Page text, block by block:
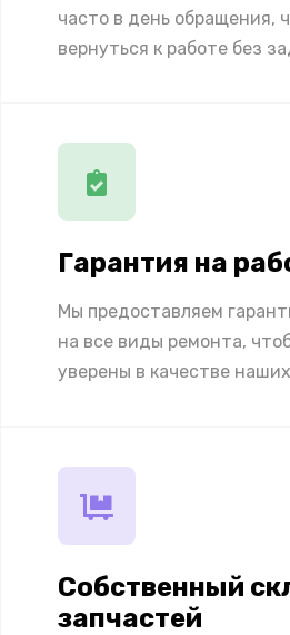
часто в день обращения,
вернуться к работе без
Гарантия на
Мы предоставляем
на все виды ремонта,
уверены в качестве
Собственный
запчастей